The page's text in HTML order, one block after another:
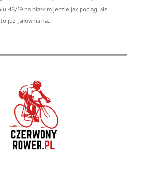
48/19 na płaskim jedzie jak pociąg, ale
już „siłownia na…